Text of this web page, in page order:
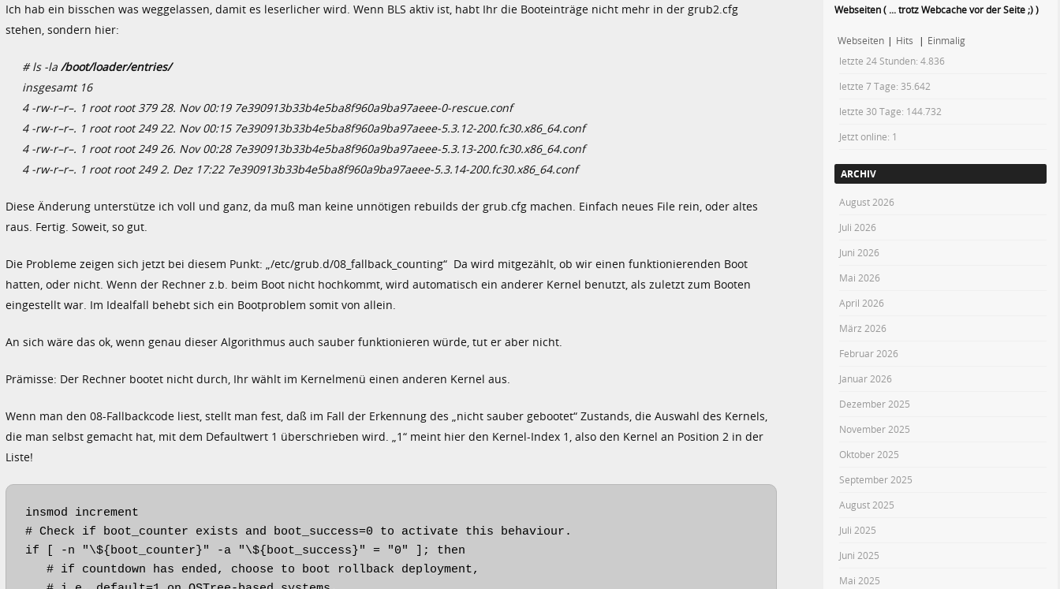
Ich hab ein bisschen was weggelassen, damit es leserlicher wird. Wenn BLS aktiv ist, habt Ihr die Booteinträge nicht mehr in der grub2.cfg
stehen, sondern hier:
# ls -la /boot/loader/entries/
insgesamt 16
4 -rw-r–r–. 1 root root 379 28. Nov 00:19 7e390913b33b4e5ba8f960a9ba97aeee-0-rescue.conf
4 -rw-r–r–. 1 root root 249 22. Nov 00:15 7e390913b33b4e5ba8f960a9ba97aeee-5.3.12-200.fc30.x86_64.conf
4 -rw-r–r–. 1 root root 249 26. Nov 00:28 7e390913b33b4e5ba8f960a9ba97aeee-5.3.13-200.fc30.x86_64.conf
4 -rw-r–r–. 1 root root 249 2. Dez 17:22 7e390913b33b4e5ba8f960a9ba97aeee-5.3.14-200.fc30.x86_64.conf
Diese Änderung unterstütze ich voll und ganz, da muß man keine unnötigen rebuilds der grub.cfg machen. Einfach neues File rein, oder altes
raus. Fertig. Soweit, so gut.
Die Probleme zeigen sich jetzt bei diesem Punkt: „/etc/grub.d/08_fallback_counting“ Da wird mitgezählt, ob wir einen funktionierenden Boot
hatten, oder nicht. Wenn der Rechner z.b. beim Boot nicht hochkommt, wird automatisch ein anderer Kernel benutzt, als zuletzt zum Booten
eingestellt war. Im Idealfall behebt sich ein Bootproblem somit von allein.
An sich wäre das ok, wenn genau dieser Algorithmus auch sauber funktionieren würde, tut er aber nicht.
Prämisse: Der Rechner bootet nicht durch, Ihr wählt im Kernelmenü einen anderen Kernel aus.
Wenn man den 08-Fallbackcode liest, stellt man fest, daß im Fall der Erkennung des „nicht sauber gebootet“ Zustands, die Auswahl des Kernels,
die man selbst gemacht hat, mit dem Defaultwert 1 überschrieben wird. „1“ meint hier den Kernel-Index 1, also den Kernel an Position 2 in der
Liste!
insmod increment
# Check if boot_counter exists and boot_success=0 to activate this behaviour.
if [ -n "\${boot_counter}" -a "\${boot_success}" = "0" ]; then
   # if countdown has ended, choose to boot rollback deployment,
Webseiten ( ... trotz Webcache vor der Seite ;) )
Webseiten | Hits | Einmalig
letzte 24 Stunden:4.836
letzte 7 Tage: 35.642
letzte 30 Tage: 144.732
Jetzt online: 1
ARCHIV
August 2026
Juli 2026
Juni 2026
Mai 2026
April 2026
März 2026
Februar 2026
Januar 2026
Dezember 2025
November 2025
Oktober 2025
September 2025
August 2025
Juli 2025
Juni 2025
Mai 2025